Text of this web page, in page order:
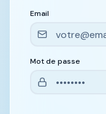
Email
Mot de passe